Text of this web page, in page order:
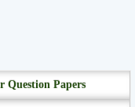
Question Papers